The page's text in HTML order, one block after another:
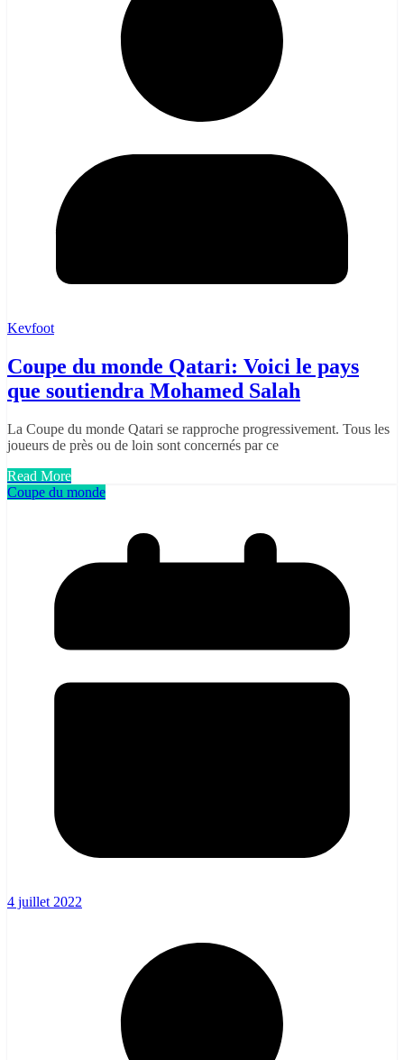
Kevfoot
Coupe du monde Qatari: Voici le pays
que soutiendra Mohamed Salah
La Coupe du monde Qatari se rapproche progressivement. Tous les
joueurs de près ou de loin sont concernés par ce
Read More
Coupe du monde
4 juillet 2022